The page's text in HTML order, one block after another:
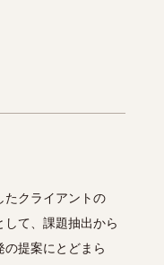
たクライアントの
して、課題抽出から
提案にとどまら